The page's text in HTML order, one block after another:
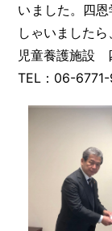
いました。四
しゃいました
児童養護施設
TEL：06-